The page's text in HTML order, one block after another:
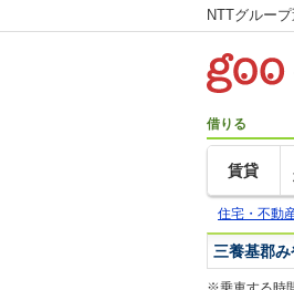
NTTグルー
借りる
賃貸
住宅・不動
三養基郡